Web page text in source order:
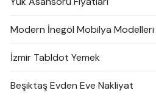
Modern İnegöl Mobilya Modelleri
İzmir Tabldot Yemek
Beşiktaş Evden Eve Nakliyat